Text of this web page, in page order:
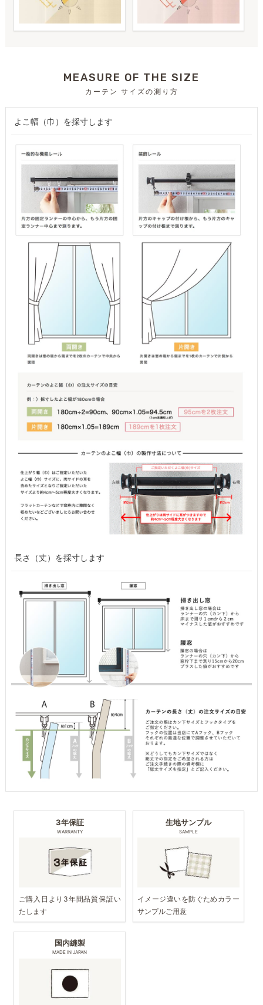
MEASURE OF THE SIZE
カーテン サイズの測り方
よこ幅（巾）を採寸します
長さ（丈）を採寸します
3年保証
WARRANTY
ご購入日より3年間品質保証い
たします
生地サンプル
SAMPLE
イメージ違いを防ぐためカラー
サンプルご用意
国内縫製
MADE IN JAPAN